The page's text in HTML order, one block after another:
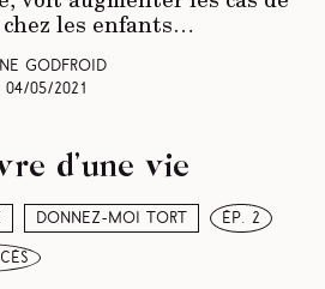
chez les enfants…
Godfroid
04/05/2021
Donnez-moi tort ép. 2
d’une vie